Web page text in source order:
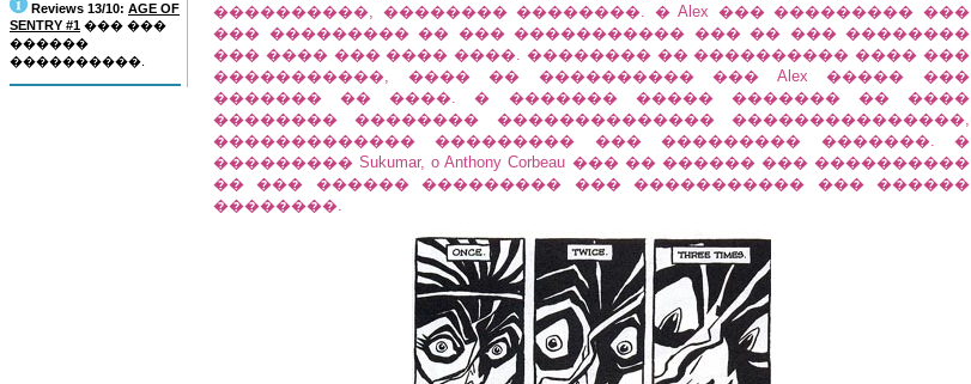
Reviews 13/10: AGE OF
SENTRY #1 ��� ���
������
����������.
����������, �������� ��������. � Alex ��� ��������� ���
��� ��������� �� ��� ����������� ��� �� ��� ��������
��� ���� ��� ���� ����. �������� �� ���������� ���� ���
�����������, ���� �� ���������� ��� Alex ����� ���
������� �� ����. � ������� ����� ������� �� ����
�������� �������� �������������� ���������������,
������������� ��������� ��� ��������� �������. �
��������� Sukumar, o Anthony Corbeau ��� �� ������ ��� ����������
�� ��� ������ ��������� ��� ����������� ��� ������
��������.